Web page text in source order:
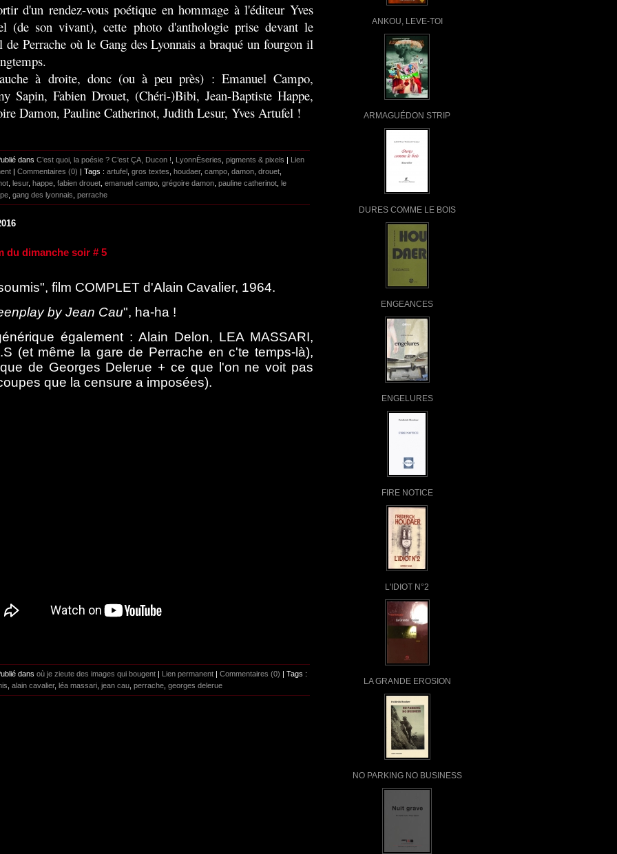
ANKOU, LEVE-TOI
ARMAGUÉDON STRIP
DURES COMME LE BOIS
ENGEANCES
ENGELURES
FIRE NOTICE
L'IDIOT N°2
LA GRANDE EROSION
NO PARKING NO BUSINESS
d'un rendez-vous poétique en hommage à l'éditeur Yves
(de son vivant), cette photo d'anthologie prise devant le
de Perrache où le Gang des Lyonnais a braqué un fourgon il
à droite, donc (ou à peu près) : Emanuel Campo,
Sapin, Fabien Drouet, (Chéri-)Bibi, Jean-Baptiste Happe,
Damon, Pauline Catherinot, Judith Lesur, Yves Artufel !
dans C’est quoi, la poésie ? C’est ÇA, Ducon !, LyonnÈseries, pigments & pixels
Lien
Commentaires (0) | Tags : artufel , gros textes, houdaer, campo, damon, drouet,
, lesur, happe, fabien drouet, emanuel campo, grégoire damon, pauline catherinot, le
, gang des lyonnais, perrache
du dimanche soir # 5
film COMPLET d'Alain Cavalier, 1964.
by Jean Cau", ha-ha !
également : Alain Delon, LEA MASSARI,
(et même la gare de Perrache en c'te temps-là),
de Georges Delerue + ce que l'on ne voit pas
que la censure a imposées).
dans où je zieute des images qui bougent Lien permanent Commentaires (0) | Tags :
, alain cavalier, léa massari, jean cau, perrache, georges delerue